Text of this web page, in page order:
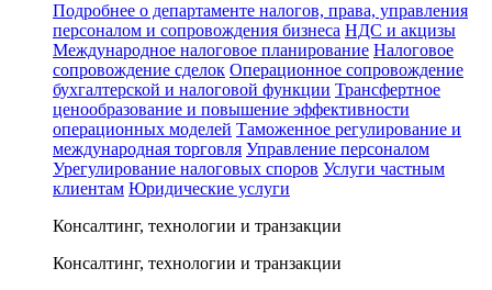
Подробнее о департаменте налогов, права, управления
персоналом и сопровождения бизнеса НДС и акцизы
Международное налоговое планирование Налоговое
сопровождение сделок Операционное сопровождение
бухгалтерской и налоговой функции Трансфертное
ценообразование и повышение эффективности
операционных моделей Таможенное регулирование и
международная торговля Управление персоналом
Урегулирование налоговых споров Услуги частным
клиентам Юридические услуги
Консалтинг, технологии и транзакции
Консалтинг, технологии и транзакции